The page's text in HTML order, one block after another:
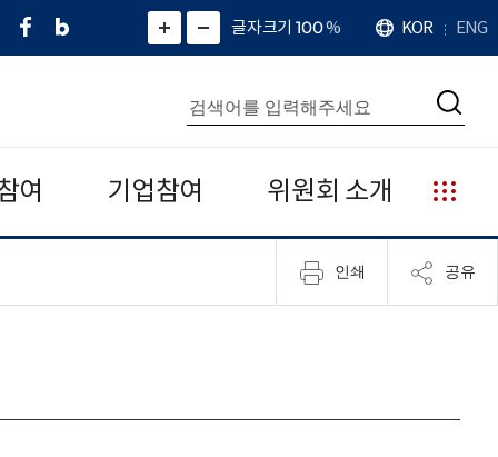
페
네
그
)
화
면
면
소
확
대
치
글자크기 100%
언
어
KOR ENG
통
합
검
색
검
여 기업참여 위원회 소개
누
리
집
안
인쇄 공유